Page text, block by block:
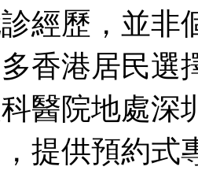
經歷，並非
香港居民選
醫院地處深
提供預約式